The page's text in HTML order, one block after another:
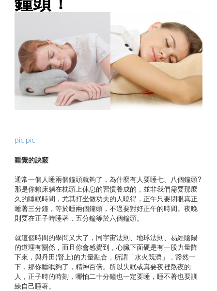
pic pic
睡覺的訣竅​
通常一個人睡兩個鐘頭就夠了，為什麼有人要睡七、八個鐘頭?
那是你賴床躺在枕頭上休息的習慣養成的，並非我們需要那麼
久的睡眠時間，尤其打坐做功夫的人曉得，正午只要閉眼真正
睡著三分鐘，等於睡兩個鐘頭，不過要對好正午的時間。夜晚
則要在正子時睡著，五分鐘等於六個鐘頭。​
就這個時間的學問又大了，同宇宙法則、地球法則、易經陰陽
的道理有關係，而且你會感覺到，心臟下面硬是有一股力量降
下來，與丹田(腎上)的力量融合，所謂「水火既濟」，豁然一
下，那你睡眠夠了，精神百倍。所以失眠或真要夜裡熬夜的
人，正子時的時刻，哪怕二十分鐘也一定要睡，睡不著也要訓
練自己睡著。​